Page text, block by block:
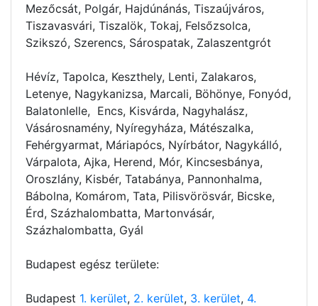
Mezőcsát, Polgár, Hajdúnánás, Tiszaújváros,
Tiszavasvári, Tiszalök, Tokaj, Felsőzsolca,
Szikszó, Szerencs, Sárospatak, Zalaszentgrót
Hévíz, Tapolca, Keszthely, Lenti, Zalakaros,
Letenye, Nagykanizsa, Marcali, Böhönye, Fonyód,
Balatonlelle, Encs, Kisvárda, Nagyhalász,
Vásárosnamény, Nyíregyháza, Mátészalka,
Fehérgyarmat, Máriapócs, Nyírbátor, Nagykálló,
Várpalota, Ajka, Herend, Mór, Kincsesbánya,
Oroszlány, Kisbér, Tatabánya, Pannonhalma,
Bábolna, Komárom, Tata, Pilisvörösvár, Bicske,
Érd, Százhalombatta, Martonvásár,
Százhalombatta, Gyál
Budapest egész területe:
Budapest 1. kerület, 2. kerület, 3. kerület, 4.